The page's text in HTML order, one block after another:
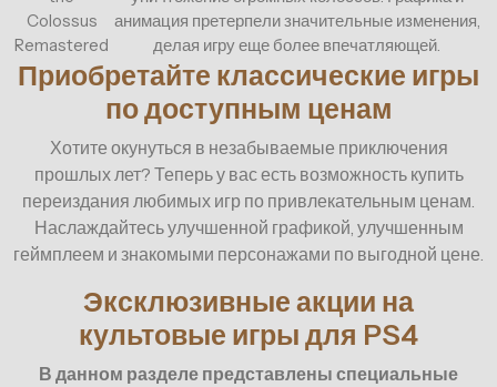
Colossus
Remastered
анимация претерпели значительные изменения,
делая игру еще более впечатляющей.
Приобретайте классические игры
по доступным ценам
Хотите окунуться в незабываемые приключения
прошлых лет? Теперь у вас есть возможность купить
переиздания любимых игр по привлекательным ценам.
Наслаждайтесь улучшенной графикой, улучшенным
геймплеем и знакомыми персонажами по выгодной цене.
Эксклюзивные акции на
культовые игры для PS4
В данном разделе представлены специальные